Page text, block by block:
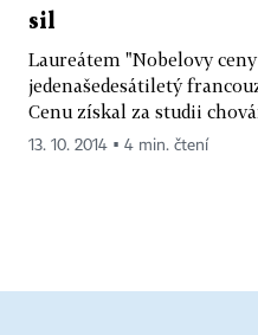
sil
Laureátem "Nobelovy
jedenašedesátiletý
Cenu získal za studii
13. 10. 2014 ▪ 4 min. čtení